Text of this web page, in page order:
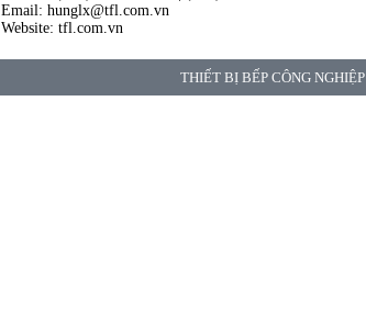
Email: hunglx@tfl.com.vn
Website: tfl.com.vn
THIẾT BỊ BẾP CÔNG NGHIỆP